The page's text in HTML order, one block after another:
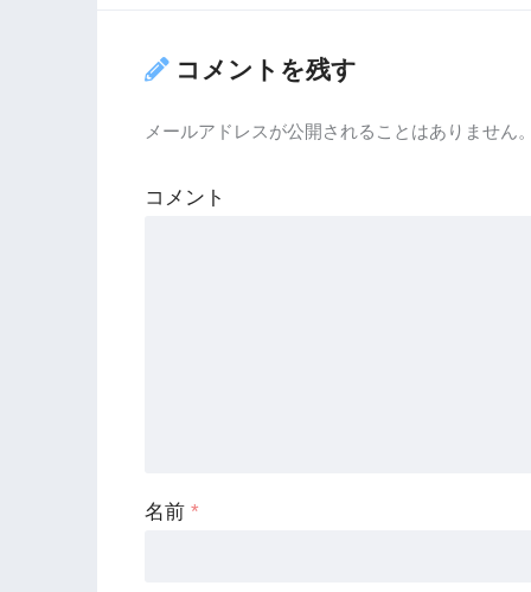
コメントを残す
メールアドレスが公開されることはありません。
コメント
名前 *